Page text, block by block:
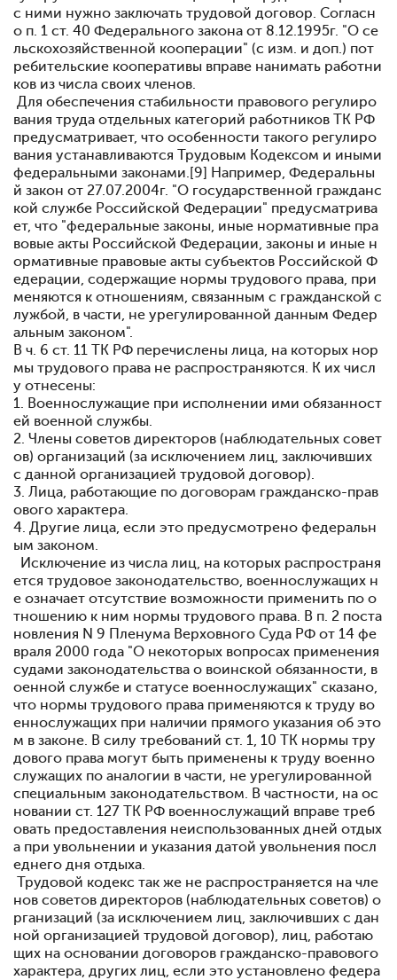
с ними нужно заключать трудовой договор. Согласн
о п. 1 ст. 40 Федерального закона от 8.12.1995г. "О се
льскохозяйственной кооперации" (с изм. и доп.) пот
ребительские кооперативы вправе нанимать работни
ков из числа своих членов.
Для обеспечения стабильности правового регулиро
вания труда отдельных категорий работников ТК РФ
предусматривает, что особенности такого регулиро
вания устанавливаются Трудовым Кодексом и иными
федеральными законами.[9] Например, Федеральны
й закон от 27.07.2004г. "О государственной гражданс
кой службе Российской Федерации" предусматрива
ет, что "федеральные законы, иные нормативные пра
вовые акты Российской Федерации, законы и иные н
ормативные правовые акты субъектов Российской Ф
едерации, содержащие нормы трудового права, при
меняются к отношениям, связанным с гражданской с
лужбой, в части, не урегулированной данным Федер
альным законом".
В ч. 6 ст. 11 ТК РФ перечислены лица, на которых нор
мы трудового права не распространяются. К их числ
у отнесены:
1. Военнослужащие при исполнении ими обязанност
ей военной службы.
2. Члены советов директоров (наблюдательных совет
ов) организаций (за исключением лиц, заключивших
с данной организацией трудовой договор).
3. Лица, работающие по договорам гражданско-прав
ового характера.
4. Другие лица, если это предусмотрено федеральн
ым законом.
Исключение из числа лиц, на которых распространя
ется трудовое законодательство, военнослужащих н
е означает отсутствие возможности применить по о
тношению к ним нормы трудового права. В п. 2 поста
новления N 9 Пленума Верховного Суда РФ от 14 фе
враля 2000 года "О некоторых вопросах применения
судами законодательства о воинской обязанности, в
оенной службе и статусе военнослужащих" сказано,
что нормы трудового права применяются к труду во
еннослужащих при наличии прямого указания об это
м в законе. В силу требований ст. 1, 10 ТК нормы тру
дового права могут быть применены к труду военно
служащих по аналогии в части, не урегулированной
специальным законодательством. В частности, на ос
новании ст. 127 ТК РФ военнослужащий вправе треб
овать предоставления неиспользованных дней отдых
а при увольнении и указания датой увольнения посл
еднего дня отдыха.
Трудовой кодекс так же не распространяется на чле
нов советов директоров (наблюдательных советов) о
рганизаций (за исключением лиц, заключивших с дан
ной организацией трудовой договор), лиц, работаю
щих на основании договоров гражданско-правового
характера, других лиц, если это установлено федера